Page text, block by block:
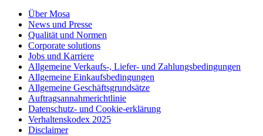
Über Mosa
News und Presse
Qualität und Normen
Corporate solutions
Jobs und Karriere
Allgemeine Verkaufs-, Liefer- und Zahlungsbedingungen
Allgemeine Einkaufsbedingungen
Allgemeine Geschäftsgrundsätze
Auftragsannahmerichtlinie
Datenschutz- und Cookie-erklärung
Verhaltenskodex 2025
Disclaimer